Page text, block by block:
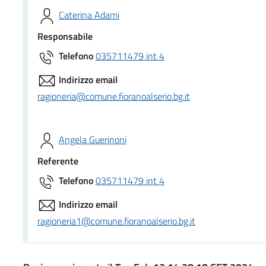
Caterina Adami
Responsabile
Telefono035711479 int 4
Indirizzo email
ragioneria@comune.fioranoalserio.bg.it
Angela Guerinoni
Referente
Telefono035711479 int 4
Indirizzo email
ragioneria1@comune.fioranoalserio.bg.it